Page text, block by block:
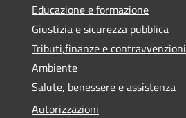
Educazione e formazione
Giustizia e sicurezza pubblica
Tributi,finanze e contravvenzioni
Ambiente
Salute, benessere e assistenza
Autorizzazioni